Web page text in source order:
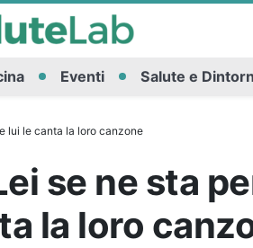
Eventi Salute e
lui le canta la loro canzone
se ne sta
la loro